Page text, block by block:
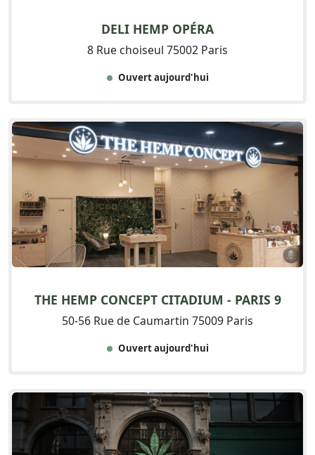
DELI HEMP OPÉRA
8 Rue choiseul 75002 Paris
Ouvert aujourd'hui
THE HEMP CONCEPT CITADIUM - PARIS 9
50-56 Rue de Caumartin 75009 Paris
Ouvert aujourd'hui